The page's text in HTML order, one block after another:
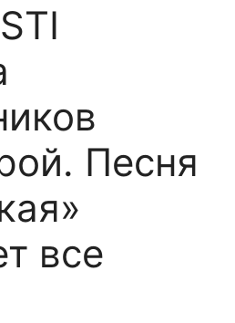
Песня
все